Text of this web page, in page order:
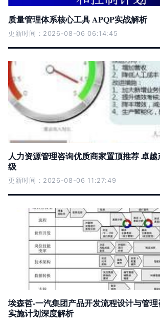
质量管理体系核心工具 APQP实战解析
更新时间：2026-08-06 06:14:45
人力资源管理咨询优质商家置顶推荐 卓
级
更新时间：2026-08-06 11:27:49
埃森哲-一汽集团产品开发流程设计与管
实施计划深度解析